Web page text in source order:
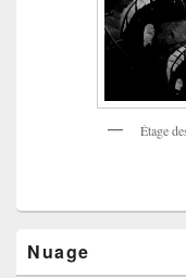
Étage
Nuage